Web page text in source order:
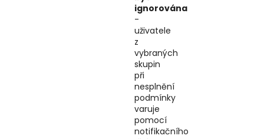
ignorována
-
uživatele
z
vybraných
skupin
při
nesplnění
podmínky
varuje
pomocí
notifikačního